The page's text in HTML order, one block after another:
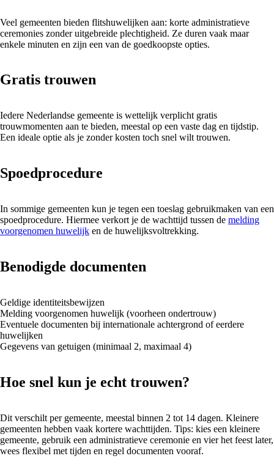
Veel gemeenten bieden flitshuwelijken aan: korte administratieve
ceremonies zonder uitgebreide plechtigheid. Ze duren vaak maar
enkele minuten en zijn een van de goedkoopste opties.
Gratis trouwen
Iedere Nederlandse gemeente is wettelijk verplicht gratis
trouwmomenten aan te bieden, meestal op een vaste dag en tijdstip.
Een ideale optie als je zonder kosten toch snel wilt trouwen.
Spoedprocedure
In sommige gemeenten kun je tegen een toeslag gebruikmaken van een
spoedprocedure. Hiermee verkort je de wachttijd tussen de melding
voorgenomen huwelijk en de huwelijksvoltrekking.
Benodigde documenten
Geldige identiteitsbewijzen
Melding voorgenomen huwelijk (voorheen ondertrouw)
Eventuele documenten bij internationale achtergrond of eerdere
huwelijken
Gegevens van getuigen (minimaal 2, maximaal 4)
Hoe snel kun je echt trouwen?
Dit verschilt per gemeente, meestal binnen 2 tot 14 dagen. Kleinere
gemeenten hebben vaak kortere wachttijden. Tips: kies een kleinere
gemeente, gebruik een administratieve ceremonie en vier het feest later,
wees flexibel met tijden en regel documenten vooraf.